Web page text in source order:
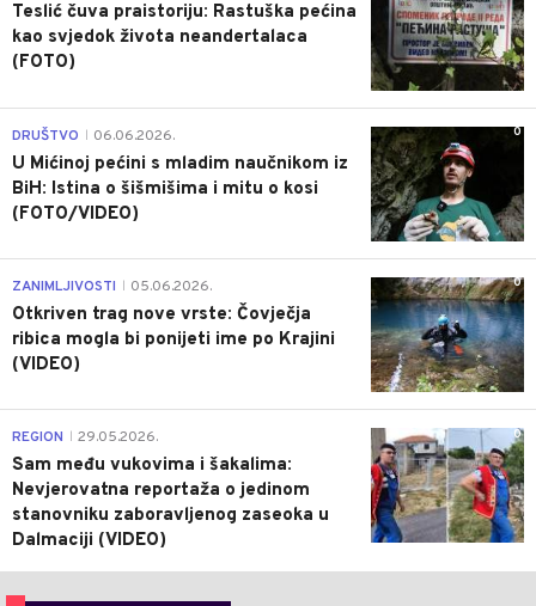
Teslić čuva praistoriju: Rastuška pećina
kao svjedok života neandertalaca
(FOTO)
0
DRUŠTVO 06.06.2026.
U Mićinoj pećini s mladim naučnikom iz
BiH: Istina o šišmišima i mitu o kosi
(FOTO/VIDEO)
0
ZANIMLJIVOSTI 05.06.2026.
Otkriven trag nove vrste: Čovječja
ribica mogla bi ponijeti ime po Krajini
(VIDEO)
0
REGION 29.05.2026.
Sam među vukovima i šakalima:
Nevjerovatna reportaža o jedinom
stanovniku zaboravljenog zaseoka u
Dalmaciji (VIDEO)